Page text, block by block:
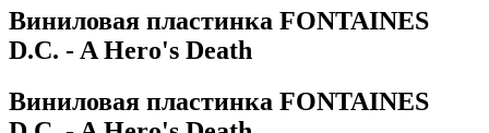
Виниловая пластинка FONTAINES
D.C. - A Hero's Death
Виниловая пластинка FONTAINES